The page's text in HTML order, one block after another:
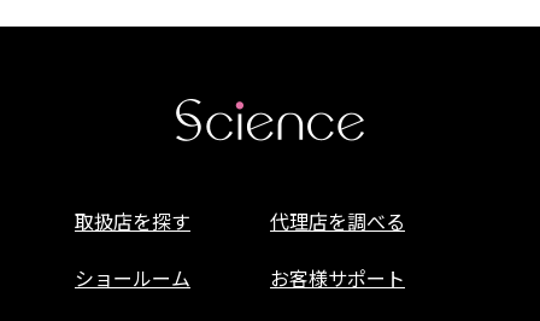
取扱店を探す
代理店を調べる
ショールーム
お客様サポート